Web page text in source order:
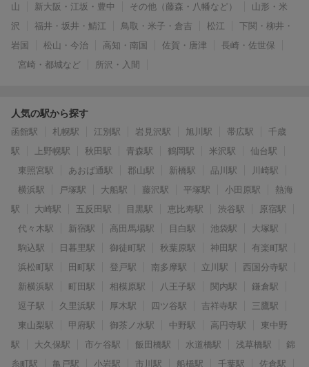
山
新大阪・江坂・豊中 その他（藤森・八幡など）
山形・米
沢
福井・坂井・鯖江 鳥取・米子・倉吉 松江
下関・柳井・
岩国
松山・今治 高知・南国 佐賀・唐津
長崎・佐世保
宮崎・都城など
所沢・入間
人気の駅から探す
函館駅 札幌駅 江別駅 岩見沢駅 旭川駅 帯広駅
千歳
駅
上野幌駅 秋田駅 青森駅 鶴岡駅 米沢駅
仙台駅
東照宮駅
あおば通駅 郡山駅 新橋駅 品川駅
川崎駅
横浜駅
戸塚駅 大船駅 藤沢駅 平塚駅 小田原駅
熱海
駅
大崎駅 五反田駅 目黒駅 恵比寿駅 渋谷駅
原宿駅
代々木駅
新宿駅 高田馬場駅 目白駅 池袋駅
大塚駅
駒込駅
日暮里駅 御徒町駅 秋葉原駅 神田駅
有楽町駅
浜松町駅
田町駅 登戸駅 南多摩駅 立川駅
西国分寺駅
新横浜駅
町田駅 相模原駅 八王子駅 関内駅
鎌倉駅
逗子駅
久里浜駅 厚木駅 四ツ谷駅 吉祥寺駅
三鷹駅
東山梨駅
甲府駅 御茶ノ水駅 中野駅 高円寺駅
東中野
駅
大久保駅 市ケ谷駅 飯田橋駅 水道橋駅 浅草橋駅
錦
糸町駅
亀戸駅 小岩駅 市川駅 船橋駅 千葉駅
佐倉駅